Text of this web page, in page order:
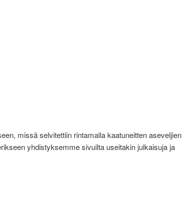
missä selvitettiin rintamalla kaatuneitten aseveljien
yhdistyksemme sivuilta useitakin julkaisuja ja